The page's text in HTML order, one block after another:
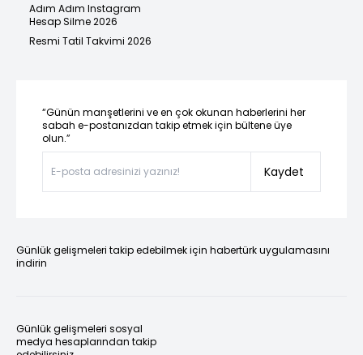
Adım Adım Instagram
Hesap Silme 2026
Resmi Tatil Takvimi 2026
“Günün manşetlerini ve en çok okunan haberlerini her
sabah e-postanızdan takip etmek için bültene üye
olun.”
Kaydet
Günlük gelişmeleri takip edebilmek için habertürk uygulamasını
indirin
Günlük gelişmeleri sosyal
medya hesaplarından takip